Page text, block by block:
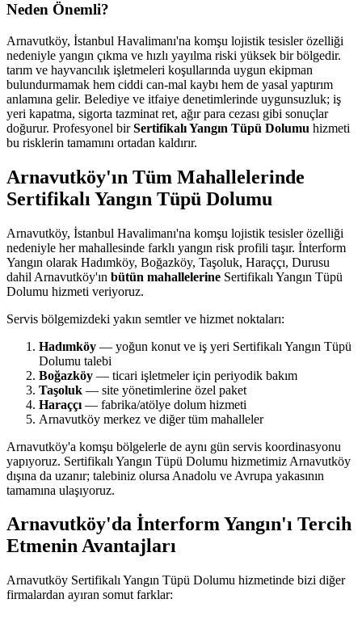
Neden Önemli?
Arnavutköy, İstanbul Havalimanı'na komşu lojistik tesisler özelliği
nedeniyle yangın çıkma ve hızlı yayılma riski yüksek bir bölgedir.
tarım ve hayvancılık işletmeleri koşullarında uygun ekipman
bulundurmamak hem ciddi can-mal kaybı hem de yasal yaptırım
anlamına gelir. Belediye ve itfaiye denetimlerinde uygunsuzluk; iş
yeri kapatma, sigorta tazminat ret, ağır para cezası gibi sonuçlar
doğurur. Profesyonel birSertifikalı Yangın Tüpü Dolumu hizmeti
bu risklerin tamamını ortadan kaldırır.
Arnavutköy'ın Tüm Mahallelerinde
Sertifikalı Yangın Tüpü Dolumu
Arnavutköy, İstanbul Havalimanı'na komşu lojistik tesisler özelliği
nedeniyle her mahallesinde farklı yangın risk profili taşır. İnterform
Yangın olarak Hadımköy, Boğazköy, Taşoluk, Haraççı, Durusu
dahil Arnavutköy'ın bütün mahallelerine Sertifikalı Yangın Tüpü
Dolumu hizmeti veriyoruz.
Servis bölgemizdeki yakın semtler ve hizmet noktaları:
Hadımköy — yoğun konut ve iş yeri Sertifikalı Yangın Tüpü
Dolumu talebi
Boğazköy — ticari işletmeler için periyodik bakım
Taşoluk — site yönetimlerine özel paket
Haraççı — fabrika/atölye dolum hizmeti
Arnavutköy merkez ve diğer tüm mahalleler
Arnavutköy'a komşu bölgelerle de aynı gün servis koordinasyonu
yapıyoruz. Sertifikalı Yangın Tüpü Dolumu hizmetimiz Arnavutköy
dışına da uzanır; talebiniz olursa Anadolu ve Avrupa yakasının
tamamına ulaşıyoruz.
Arnavutköy'da İnterform Yangın'ı Tercih
Etmenin Avantajları
Arnavutköy Sertifikalı Yangın Tüpü Dolumu hizmetinde bizi diğer
firmalardan ayıran somut farklar: